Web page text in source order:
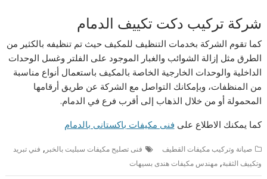
شركة تركيب دكت تكييف الدمام
كما تقوم الشركة بخدمات التنظيف للمكيف حيث تم تنظيفه بالكثير من
الطرق مثل إزالة الشوائب والغبار الموجود على الفلتر وغسل الوحدات
الداخلية والوحدات الخارجية الخاصة بالمكيف باستعمال أنواع مناسبة
من المنظفات، وبإمكانك التواصل مع الشركة عن طريق أرقامها
المحمولة أو من خلال الذهاب إلى أقرب فرع في الدمام.
كما يمكنك الاطلاع على فنى مكيفات باكستانى بالدمام
صيانة وتركيب مكيفات القطيف فنى تصليح مكيفات سبليت بالخبر , فني تبريد
وتكييف الثقبة,مهندس مكيفات هندى بسيهات